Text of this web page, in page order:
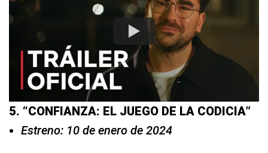
5. “CONFIANZA: EL JUEGO DE LA CODICIA”
Estreno: 10 de enero de 2024